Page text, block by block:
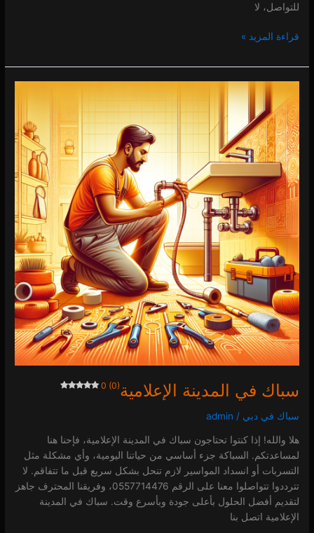
للتواصل، لا
قراءة المزيد »
سباك في المدينة الإعلامية0 (0)
سباك في دبي /
admin
هلا والله! إذا كنتوا تحتاجون سباك في المدينة الإعلامية، فإحنا هنا
لمساعدتكم. السباكة جزء أساسي من حياتنا اليومية، وأي مشكلة مثل
التسربات أو انسداد المواسير لازم تنحل بشكل سريع قبل ما تتفاقم. لا
تترددوا تتواصلوا معنا على الرقم 0557714476، وفريقنا المحترف جاهز
لتقديم أفضل الحلول بأعلى جودة وبأسرع وقت. سباك في المدينة
الإعلامية اتصل بنا
في
المدينة
الإعلامية
0 (0)